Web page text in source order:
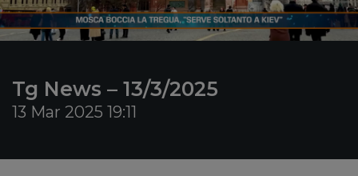
Tg News – 13/3/2025
13 Mar 2025 19:11